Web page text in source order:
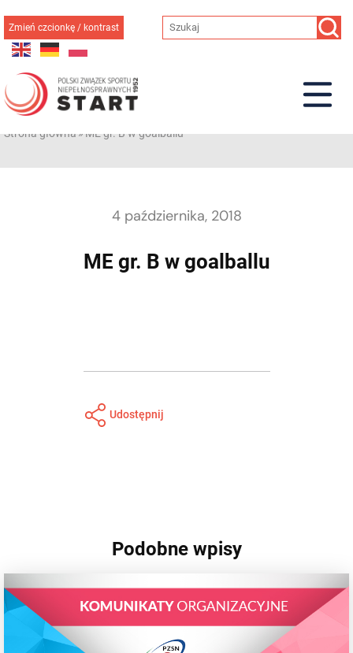
do
treści
Zmień czcionkę / kontrast
Strona główna»ME gr. B w goalballu
4 października, 2018
ME gr. B w goalballu
Udostępnij
Podobne wpisy